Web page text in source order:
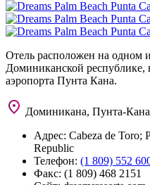
Отель расположен на одном
Доминиканской республике,
аэропорта Пунта Кана.
Доминикана, Пунта-Кана
Адрес: Cabeza de Toro;
Republic
Телефон: (1 809) 552
Факс: (1 809) 468 2151